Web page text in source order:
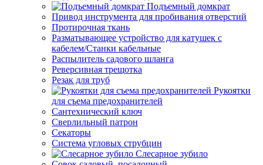
Подъемный домкрат
Привод инструмента для пробивания отверстий
Протирочная ткань
Разматывающее устройство для катушек с
кабелем/Станки кабельные
Распылитель садового шланга
Реверсивная трещотка
Резак для труб
Рукоятки
для съема предохранителей
Сантехнический ключ
Сверлильный патрон
Секаторы
Система угловых струбцин
Слесарное зубило